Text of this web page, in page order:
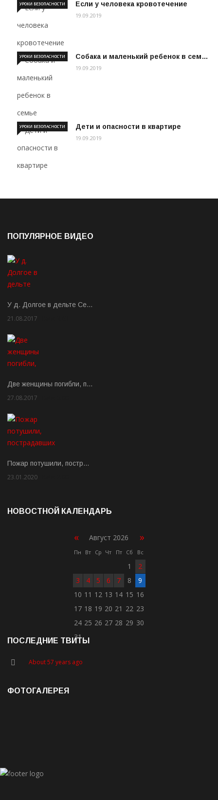
Если у человека кровотечение
УРОКИ БЕЗОПАСНОСТИ
19.09.2019
Собака и маленький ребенок в сем…
УРОКИ БЕЗОПАСНОСТИ
19.09.2019
Дети и опасности в квартире
УРОКИ БЕЗОПАСНОСТИ
19.09.2019
ПОПУЛЯРНОЕ ВИДЕО
У д. Долгое в дельте Се…
21.08.2017
Две женщины погибли, п…
27.08.2017
Пожар потушили, постр…
23.01.2020
НОВОСТНОЙ КАЛЕНДАРЬ
« Август 2026 »
Пн Вт Ср Чт Пт Сб Вс
1
2
3
4 5 6 7 8
9
10 11 12 13 14 15 16
17 18 19 20 21 22 23
24 25 26 27 28 29 30
31
ПОСЛЕДНИЕ ТВИТЫ
About 57 years ago
ФОТОГАЛЕРЕЯ